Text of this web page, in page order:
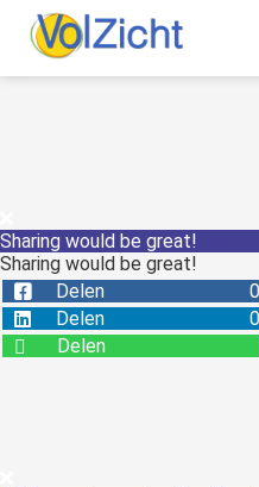
Sharing would be great!
Sharing would be great!
Delen
0
Delen
0
Delen